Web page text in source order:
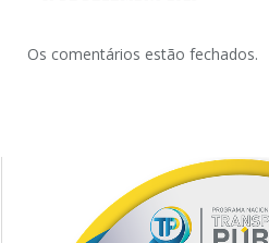
Os comentários estão fechados.